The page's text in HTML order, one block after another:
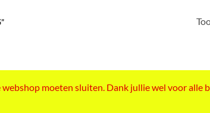
moeten sluiten. Dank jullie wel voor alle